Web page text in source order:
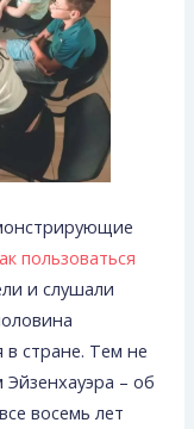
пользоваться
и слушали
стране. Тем не
– об
восемь лет